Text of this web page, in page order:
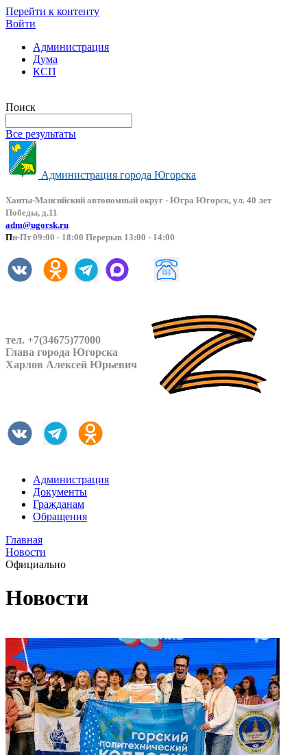
Перейти к контенту
Войти
Администрация
Дума
КСП
Поиск
Все результаты
Администрация города Югорска
Ханты-Мансийский автономный округ - Югра Югорск, ул. 40 лет
Победы, д.11
adm@ugorsk.ru
Пн-Пт 09:00 - 18:00 Перерыв 13:00 - 14:00
тел. +7(34675)77000
Глава города Югорска
Харлов Алексей Юрьевич
Администрация
Документы
Гражданам
Обращения
Главная
Новости
Официально
Новости